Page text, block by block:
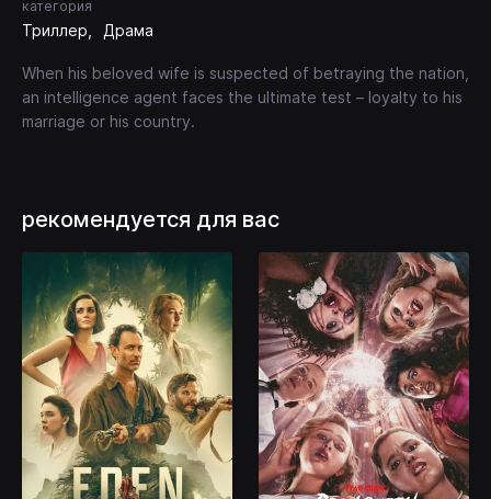
категория
Триллер Драма
When his beloved wife is suspected of betraying the nation,
an intelligence agent faces the ultimate test – loyalty to his
marriage or his country.
рекомендуется для вас